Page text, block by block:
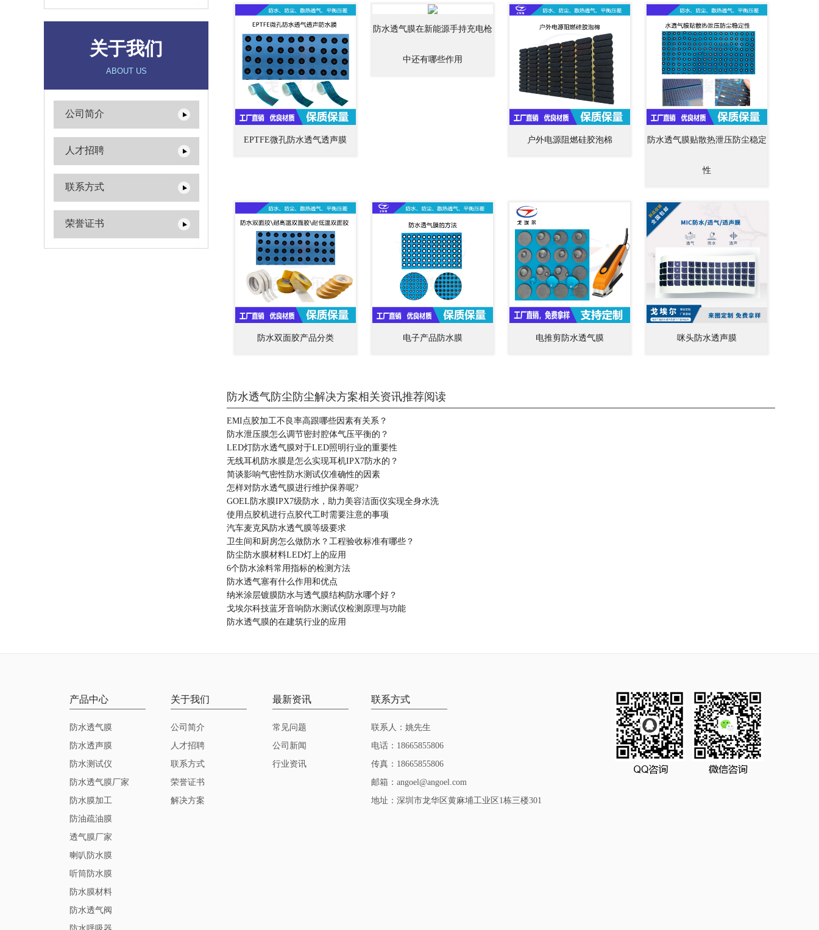
关于我们
ABOUT US
公司简介
人才招聘
联系方式
荣誉证书
EPTFE微孔防水透气透声膜
防水透气膜在新能源手持充电枪
中还有哪些作用
户外电源阻燃硅胶泡棉 防水透气膜贴散热泄压防尘稳定
性
防水双面胶产品分类 电子产品防水膜 电推剪防水透气膜 咪头防水透声膜
防水透气防尘防尘解决方案相关资讯推荐阅读
EMI点胶加工不良率高跟哪些因素有关系？
防水泄压膜怎么调节密封腔体气压平衡的？
LED灯防水透气膜对于LED照明行业的重要性
无线耳机防水膜是怎么实现耳机IPX7防水的？
简谈影响气密性防水测试仪准确性的因素
怎样对防水透气膜进行维护保养呢?
GOEL防水膜IPX7级防水，助力美容洁面仪实现全身水洗
使用点胶机进行点胶代工时需要注意的事项
汽车麦克风防水透气膜等级要求
卫生间和厨房怎么做防水？工程验收标准有哪些？
防尘防水膜材料LED灯上的应用
6个防水涂料常用指标的检测方法
防水透气塞有什么作用和优点
纳米涂层镀膜防水与透气膜结构防水哪个好？
戈埃尔科技蓝牙音响防水测试仪检测原理与功能
防水透气膜的在建筑行业的应用
产品中心
防水透气膜
防水透声膜
防水测试仪
防水透气膜厂家
防水膜加工
防油疏油膜
透气膜厂家
喇叭防水膜
听筒防水膜
防水膜材料
防水透气阀
关于我们
公司简介
人才招聘
联系方式
荣誉证书
解决方案
最新资讯
常见问题
公司新闻
行业资讯
联系方式
联系人：姚先生
电话：18665855806
传真：18665855806
邮箱：angoel@angoel.com
地址：深圳市龙华区黄麻埔工业区1栋三楼301